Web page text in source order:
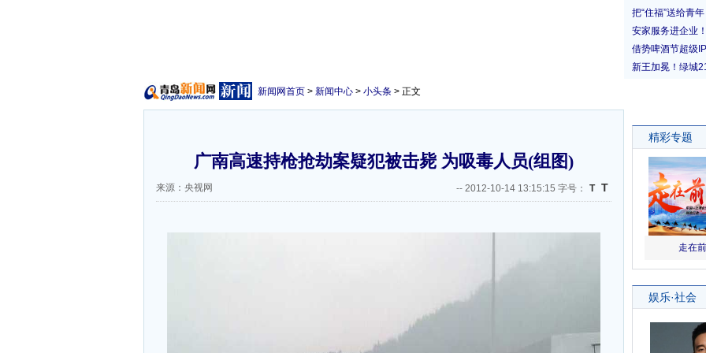
新闻网首页 > 新闻中心 > 小头条 > 正文
广南高速持枪抢劫案疑犯被击毙 为吸毒人员(组图)
来源：央视网 -- 2012-10-14 13:15:15 字号： T T